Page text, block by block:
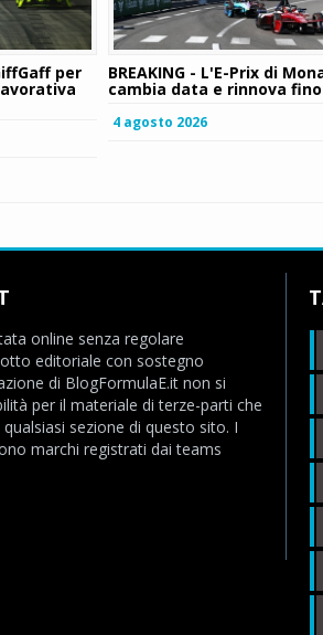
per BREAKING - L'E-Prix di
cambia data e rinnova fino
4 agosto 2026
online senza regolare
editoriale con sostegno
di BlogFormulaE.it non si
per il materiale di terze-parti che
sezione di questo sito. I
marchi registrati dai teams